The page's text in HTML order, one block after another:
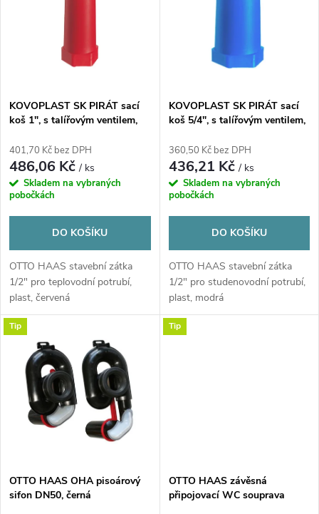
p
r
o
d
u
k
t
s
p
r
o
d
u
k
t
KOVOPLAST SK PIRÁT sací
koš 1", s talířovým ventilem,
401,70 Kč bez DPH
486,06 Kč/ ks
Skladem na vybraných
pobočkách
DO KOŠÍKU
OTTO HAAS stavební zátka
1/2" pro teplovodní potrubí,
plast, červená
KOVOPLAST SK PIRÁT sací
koš 5/4", s talířovým ventilem,
360,50 Kč bez DPH
436,21 Kč/ ks
Skladem na vybraných
pobočkách
DO KOŠÍKU
OTTO HAAS stavební zátka
1/2" pro studenovodní potrubí,
plast, modrá
Tip
OTTO HAAS OHA pisoárový
sifon DN50, černá
Tip
OTTO HAAS závěsná
připojovací WC souprava